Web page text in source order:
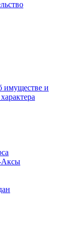
имуществе и
Аксы